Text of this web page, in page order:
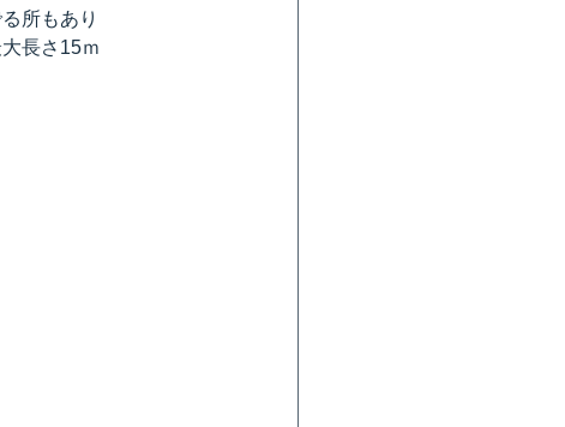
所もあり
長さ15ｍ